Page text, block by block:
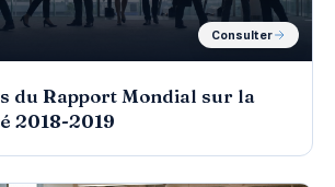
Consulter
du Rapport Mondial sur la
2018-2019